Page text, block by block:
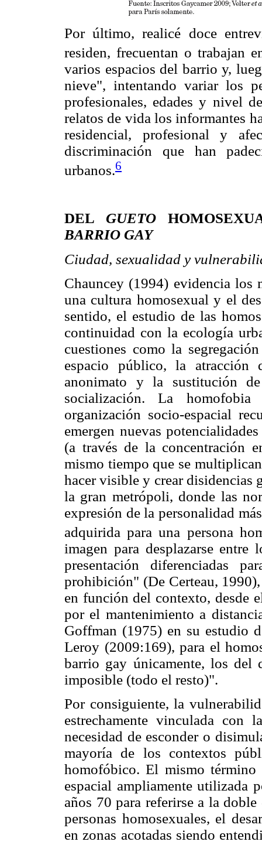
Por último, realicé doce
residen, frecuentan o trabajan
varios espacios del barrio y,
nieve", intentando variar los
profesionales, edades y nivel
relatos de vida los informantes
residencial, profesional y
discriminación que han
urbanos.6
DEL GUETO
BARRIO GAY
Ciudad, sexualidad y
Chauncey (1994) evidencia los
una cultura homosexual y el
sentido, el estudio de las
continuidad con la ecología
cuestiones como la
espacio público, la
anonimato y la sustitución
socialización. La
organización socio-espacial
emergen nuevas
(a través de la concentración
mismo tiempo que se
hacer visible y crear disidencias
la gran metrópoli, donde las
expresión de la personalidad
adquirida para una persona
imagen para desplazarse entre
presentación diferenciadas
prohibición" (De Certeau,
en función del contexto, desde
por el mantenimiento a
Goffman (1975) en su estudio
Leroy (2009:169), para el
barrio gay únicamente, los del
imposible (todo el resto)".
Por consiguiente, la
estrechamente vinculada con
necesidad de esconder o
mayoría de los contextos
homofóbico. El mismo
espacial ampliamente utilizada
años 70 para referirse a la
personas homosexuales, el
en zonas acotadas siendo